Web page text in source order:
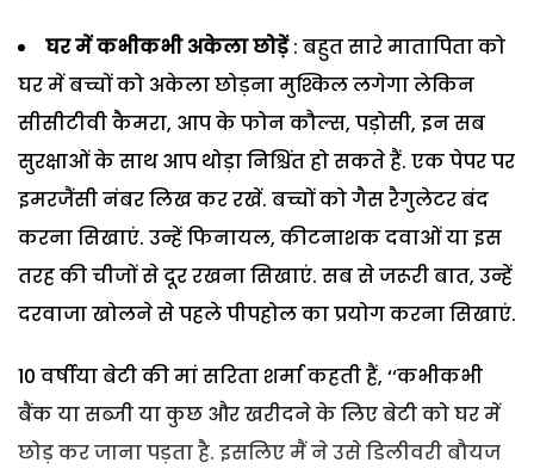
घर में कभीकभी अकेला छोड़ें: बहुत सारे मातापिता को
घर में बच्चों को अकेला छोड़ना मुश्किल लगेगा लेकिन
सीसीटीवी कैमरा, आप के फोन कौल्स, पड़ोसी, इन सब
सुरक्षाओं के साथ आप थोड़ा निश्चिंत हो सकते हैं. एक पेपर पर
इमरजैंसी नंबर लिख कर रखें. बच्चों को गैस रैगुलेटर बंद
करना सिखाएं. उन्हें फिनायल, कीटनाशक दवाओं या इस
तरह की चीजों से दूर रखना सिखाएं. सब से जरूरी बात, उन्हें
दरवाजा खोलने से पहले पीपहोल का प्रयोग करना सिखाएं.
10 वर्षीया बेटी की मां सरिता शर्मा कहती हैं, ‘‘कभीकभी
बैंक या सब्जी या कुछ और खरीदने के लिए बेटी को घर में
छोड़ कर जाना पड़ता है. इसलिए मैं ने उसे डिलीवरी बौयज